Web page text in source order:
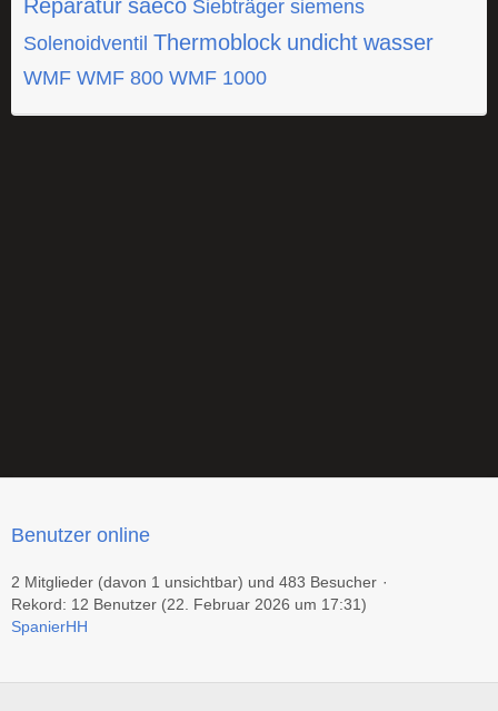
Reparatur saeco Siebträger siemens
Solenoidventil Thermoblock undicht wasser
WMF WMF 800 WMF 1000
Benutzer online
2 Mitglieder (davon 1 unsichtbar) und 483 Besucher
Rekord: 12 Benutzer (22. Februar 2026 um 17:31)
SpanierHH